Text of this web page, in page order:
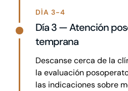
DÍA 3-4
Día 3 — Atención
temprana
Descanse cerca de la
la evaluación
las indicaciones sobre